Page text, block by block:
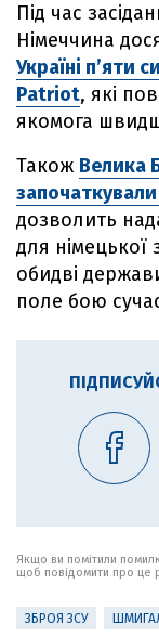
Під час
Німеччина
Україні п’яти
Patriot, які
якомога
Також Велика
дозволить
для німецької
обидві
поле бою
Якщо ви помітили
щоб повідомити про це
ЗБРОЯ ЗСУ